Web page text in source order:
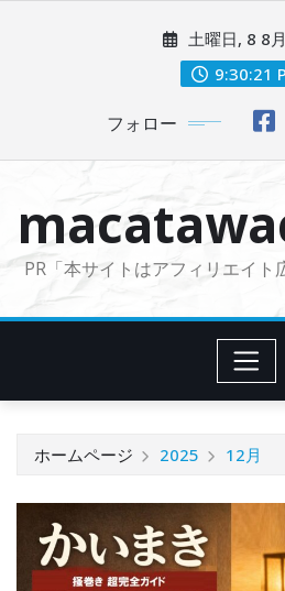
に
土曜日, 8 8
9:30:22
フォロー
PR「本サイトはアフィリエイト
ホームページ 2025 12月